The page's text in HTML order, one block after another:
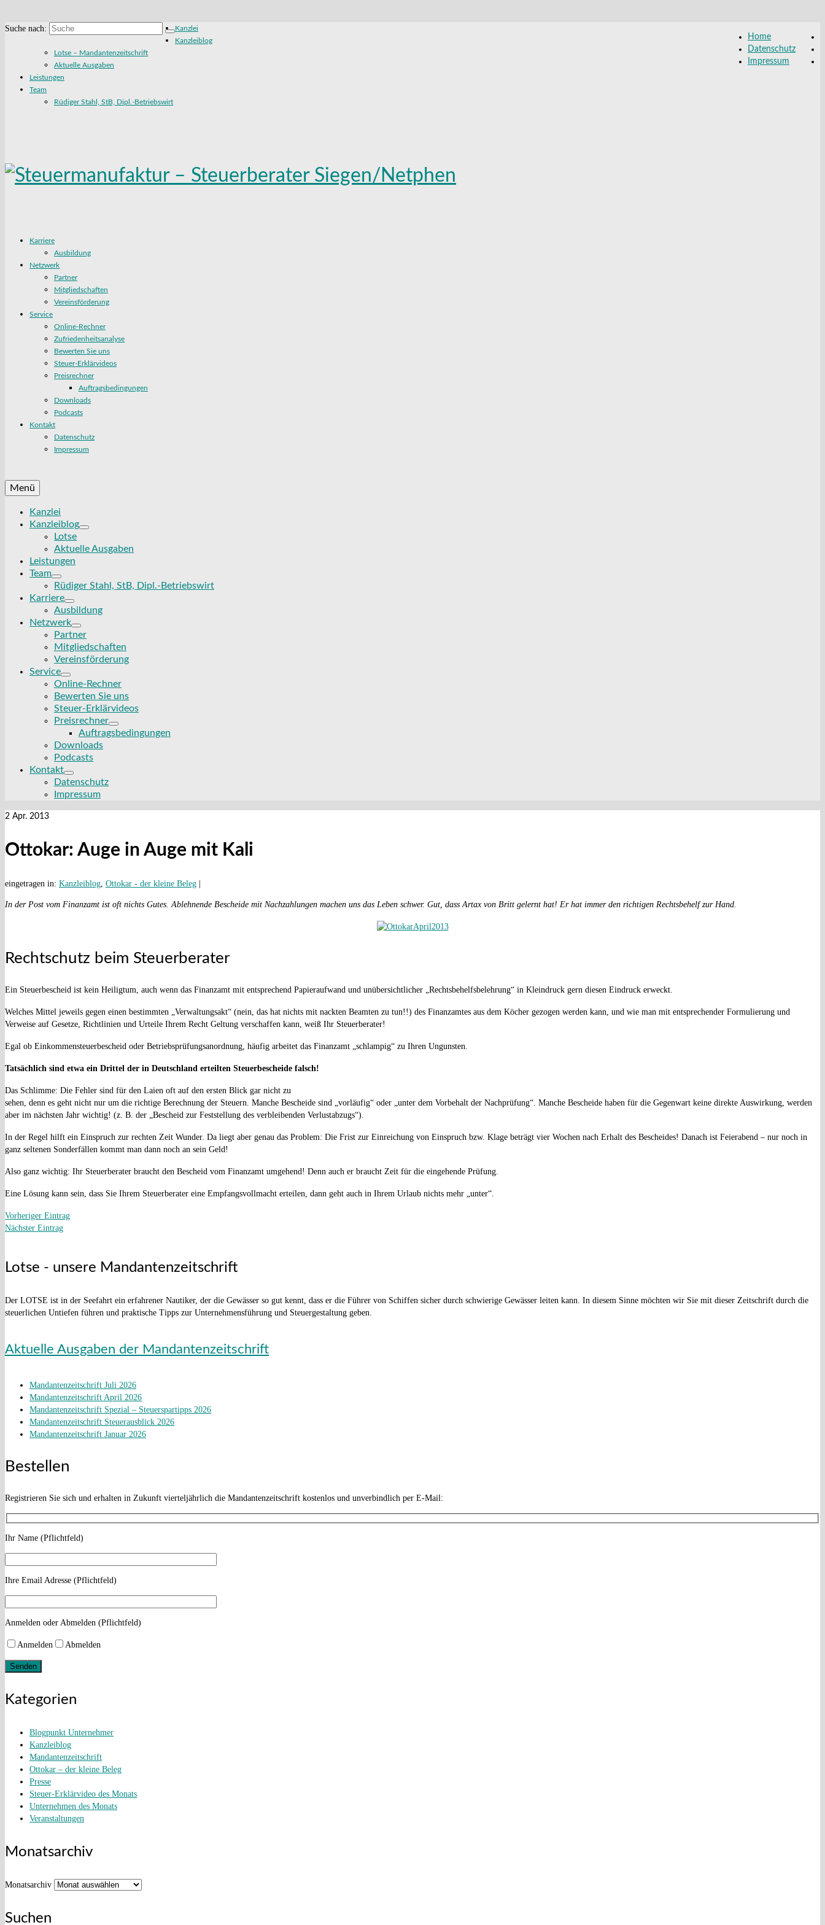
Home
Datenschutz
Impressum
Suche nach:
Kanzlei
Kanzleiblog
Lotse – Mandantenzeitschrift
Aktuelle Ausgaben
Leistungen
Team
Rüdiger Stahl, StB, Dipl.-Betriebswirt
Karriere
Ausbildung
Netzwerk
Partner
Mitgliedschaften
Vereinsförderung
Service
Online-Rechner
Zufriedenheitsanalyse
Bewerten Sie uns
Steuer-Erklärvideos
Preisrechner
Auftragsbedingungen
Downloads
Podcasts
Kontakt
Datenschutz
Impressum
Menü
Kanzlei
Kanzleiblog
Lotse
Aktuelle Ausgaben
Leistungen
Team
Rüdiger Stahl, StB, Dipl.-Betriebswirt
Karriere
Ausbildung
Netzwerk
Partner
Mitgliedschaften
Vereinsförderung
Service
Online-Rechner
Bewerten Sie uns
Steuer-Erklärvideos
Preisrechner
Auftragsbedingungen
Downloads
Podcasts
Kontakt
Datenschutz
Impressum
2 Apr. 2013
Ottokar: Auge in Auge mit Kali
eingetragen in: Kanzleiblog Ottokar - der kleine Beleg
In der Post vom Finanzamt ist oft nichts Gutes. Ablehnende Bescheide mit Nachzahlungen machen uns das Leben schwer. Gut, dass Artax von Britt gelernt hat! Er hat immer den richtigen Rechtsbehelf zur Hand.
Rechtschutz beim Steuerberater
Ein Steuerbescheid ist kein Heiligtum, auch wenn das Finanzamt mit entsprechend Papieraufwand und unübersichtlicher „Rechtsbehelfsbelehrung“ in Kleindruck gern diesen Eindruck erweckt.
Welches Mittel jeweils gegen einen bestimmten „Verwaltungsakt“ (nein, das hat nichts mit nackten Beamten zu tun!!) des Finanzamtes aus dem Köcher gezogen werden kann, und wie man mit entsprechender Formulierung und
Verweise auf Gesetze, Richtlinien und Urteile Ihrem Recht Geltung verschaffen kann, weiß Ihr Steuerberater!
Egal ob Einkommensteuerbescheid oder Betriebsprüfungsanordnung, häufig arbeitet das Finanzamt „schlampig“ zu Ihren Ungunsten.
Tatsächlich sind etwa ein Drittel der in Deutschland erteilten Steuerbescheide falsch!
Das Schlimme: Die Fehler sind für den Laien oft auf den ersten Blick gar nicht zu
sehen, denn es geht nicht nur um die richtige Berechnung der Steuern. Manche Bescheide sind „vorläufig“ oder „unter dem Vorbehalt der Nachprüfung“. Manche Bescheide haben für die Gegenwart keine direkte Auswirkung, werden
aber im nächsten Jahr wichtig! (z. B. der „Bescheid zur Feststellung des verbleibenden Verlustabzugs“).
In der Regel hilft ein Einspruch zur rechten Zeit Wunder. Da liegt aber genau das Problem: Die Frist zur Einreichung von Einspruch bzw. Klage beträgt vier Wochen nach Erhalt des Bescheides! Danach ist Feierabend – nur noch in
ganz seltenen Sonderfällen kommt man dann noch an sein Geld!
Also ganz wichtig: Ihr Steuerberater braucht den Bescheid vom Finanzamt umgehend! Denn auch er braucht Zeit für die eingehende Prüfung.
Eine Lösung kann sein, dass Sie Ihrem Steuerberater eine Empfangsvollmacht erteilen, dann geht auch in Ihrem Urlaub nichts mehr „unter“.
Vorheriger Eintrag
Nächster Eintrag
Lotse - unsere Mandantenzeitschrift
Der LOTSE ist in der Seefahrt ein erfahrener Nautiker, der die Gewässer so gut kennt, dass er die Führer von Schiffen sicher durch schwierige Gewässer leiten kann. In diesem Sinne möchten wir Sie mit dieser Zeitschrift durch die
steuerlichen Untiefen führen und praktische Tipps zur Unternehmensführung und Steuergestaltung geben.
Aktuelle Ausgaben der Mandantenzeitschrift
Mandantenzeitschrift Juli 2026
Mandantenzeitschrift April 2026
Mandantenzeitschrift Spezial – Steuerspartipps 2026
Mandantenzeitschrift Steuerausblick 2026
Mandantenzeitschrift Januar 2026
Bestellen
Registrieren Sie sich und erhalten in Zukunft vierteljährlich die Mandantenzeitschrift kostenlos und unverbindlich per E-Mail:
Ihr Name (Pflichtfeld)
Ihre Email Adresse (Pflichtfeld)
Anmelden oder Abmelden (Pflichtfeld)
Anmelden Abmelden
Kategorien
Blogpunkt Unternehmer
Kanzleiblog
Mandantenzeitschrift
Ottokar – der kleine Beleg
Presse
Steuer-Erklärvideo des Monats
Unternehmen des Monats
Veranstaltungen
Monatsarchiv
Monatsarchiv
Suchen